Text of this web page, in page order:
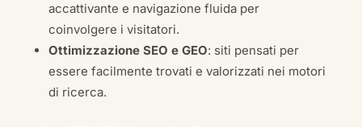
accattivante e navigazione fluida per
coinvolgere i visitatori.
Ottimizzazione SEO e GEO: siti pensati per
essere facilmente trovati e valorizzati nei motori
di ricerca.